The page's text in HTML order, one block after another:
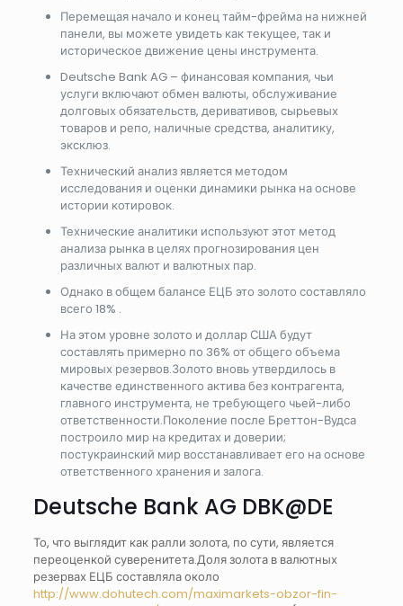
Перемещая начало и конец тайм-фрейма на нижней
панели, вы можете увидеть как текущее, так и
историческое движение цены инструмента.
Deutsche Bank AG – финансовая компания, чьи
услуги включают обмен валюты, обслуживание
долговых обязательств, деривативов, сырьевых
товаров и репо, наличные средства, аналитику,
эксклюз.
Технический анализ является методом
исследования и оценки динамики рынка на основе
истории котировок.
Технические аналитики используют этот метод
анализа рынка в целях прогнозирования цен
различных валют и валютных пар.
Однако в общем балансе ЕЦБ это золото составляло
всего 18% .
На этом уровне золото и доллар США будут
составлять примерно по 36% от общего объема
мировых резервов.Золото вновь утвердилось в
качестве единственного актива без контрагента,
главного инструмента, не требующего чьей-либо
ответственности.Поколение после Бреттон-Вудса
построило мир на кредитах и доверии;
постукраинский мир восстанавливает его на основе
ответственного хранения и залога.
Deutsche Bank AG DBK@DE
То, что выглядит как ралли золота, по сути, является
переоценкой суверенитета.Доля золота в валютных
резервах ЕЦБ составляла около
http://www.dohutech.com/maximarkets-obzor-fin-